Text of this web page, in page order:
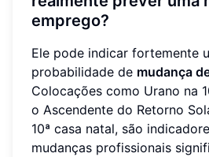
emprego?
Ele pode indicar fortemente
probabilidade de mudança
Colocações como Urano na
o Ascendente do Retorno
10ª casa natal, são
mudanças profissionais